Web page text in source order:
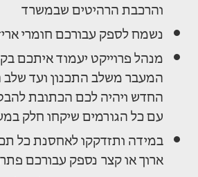
והרכבת הרהיטים שבמשרד
נשמח לספק עבורכם חומרי
מנהל פרוייקט יעמוד איתכם
המעבר משלב התכנון ועד
החדש ויהיה לכם הכתובת
עם כל הגורמים שיקחו חלק
במידה ותזדקקו לאחסנת כל
ארוך או קצר נספק עבורכם